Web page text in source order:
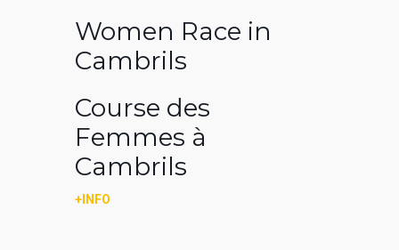
Women Race in
Cambrils
Course des
Femmes à
Cambrils
+INFO